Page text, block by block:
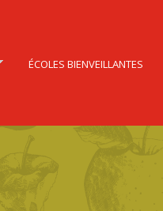
ÉCOLES BIENVEILLANTES